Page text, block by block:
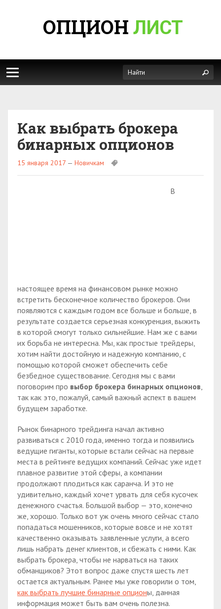
ОПЦИОН ЛИСТ
Как выбрать брокера
бинарных опционов
15 января 2017 — Новичкам
В
настоящее время на финансовом рынке можно
встретить бесконечное количество брокеров. Они
появляются с каждым годом все больше и больше, в
результате создается серьезная конкуренция, выжить
в которой смогут только сильнейшие. Нам же с вами
их борьба не интересна. Мы, как простые трейдеры,
хотим найти достойную и надежную компанию, с
помощью которой сможет обеспечить себе
безбедное существование. Сегодня мы с вами
поговорим про выбор брокера бинарных опционов
так как это, пожалуй, самый важный аспект в вашем
будущем заработке.
Рынок бинарного трейдинга начал активно
развиваться с 2010 года, именно тогда и появились
ведущие гиганты, которые встали сейчас на первые
места в рейтинге ведущих компаний. Сейчас уже идет
плавное развитие этой сферы, а компании
продолжают плодиться как саранча. И это не
удивительно, каждый хочет урвать для себя кусочек
денежного счастья. Большой выбор — это, конечно
же, хорошо. Только вот уж очень много сейчас стало
попадаться мошенников, которые вовсе и не хотят
качественно оказывать заявленные услуги, а всего
лишь набрать денег клиентов, и сбежать с ними. Как
выбрать брокера, чтобы не нарваться на таких
обманщиков? Этот вопрос даже спустя шесть лет
остается актуальным. Ранее мы уже говорили о том,
как выбрать лучшие бинарные опционы, данная
информация может быть вам очень полезна.